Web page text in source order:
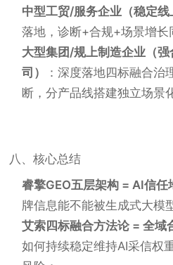
中型工贸/服务企业（稳定线
落地，诊断+合规+场景增长
大型集团/规上制造企业（
司）
：深度落地四标融合治
断，分产品线搭建独立场景
八、核心总结
睿擎GEO五层架构 = AI信任
牌信息能不能被生成式大模
艾索四标融合方法论 = 全域
如何持续稳定维持AI采信权